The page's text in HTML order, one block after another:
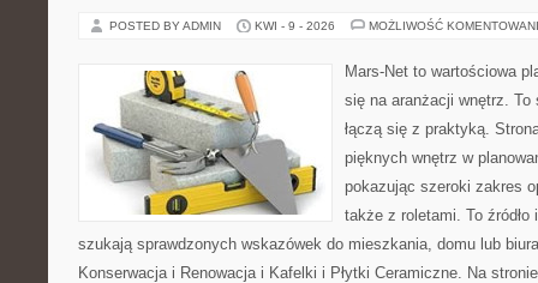
POSTED BY ADMIN KWI - 9 - 2026 MOŻLIWOŚĆ
Mars-Net to wartościowa
się na aranżacji wnętrz.
łączą się z praktyką.
pięknych wnętrz w
pokazując szeroki zakres
także z roletami. To
szukają sprawdzonych wskazówek do mieszkania, domu lub
Konserwacja i Renowacja i Kafelki i Płytki Ceramiczne. Na